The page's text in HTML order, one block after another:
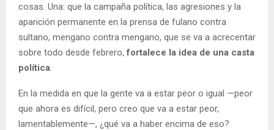
cosas. Una: que la campaña política, las agresiones y la
aparición permanente en la prensa de fulano contra
sultano, mengano contra mengano, que se va a acrecentar
sobre todo desde febrero, fortalece la idea de una casta
política.
En la medida en que la gente va a estar peor o igual —peor
que ahora es difícil, pero creo que va a estar peor,
lamentablemente—, ¿qué va a haber encima de eso?